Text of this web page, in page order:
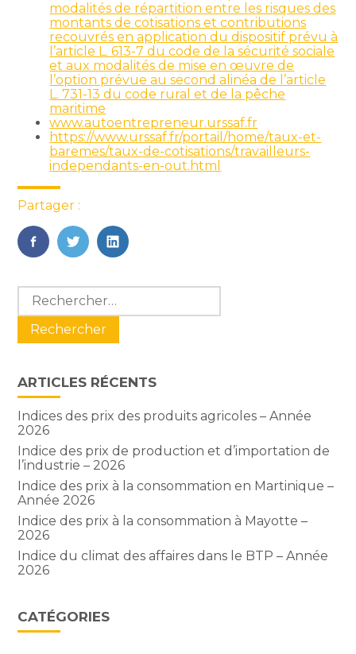
modalités de répartition entre les risques des
montants de cotisations et contributions
recouvrés en application du dispositif prévu à
l’article L. 613-7 du code de la sécurité sociale
et aux modalités de mise en œuvre de
l’option prévue au second alinéa de l’article
L. 731-13 du code rural et de la pêche
maritime
www.autoentrepreneur.urssaf.fr
https://www.urssaf.fr/portail/home/taux-et-
baremes/taux-de-cotisations/travailleurs-
independants-en-out.html
Partager :
FaceBook
TwitterLinkedIn
Blog
sidebar
Rechercher :
ARTICLES RÉCENTS
Indices des prix des produits agricoles – Année
2026
Indice des prix de production et d’importation de
l’industrie – 2026
Indice des prix à la consommation en Martinique –
Année 2026
Indice des prix à la consommation à Mayotte –
2026
Indice du climat des affaires dans le BTP – Année
2026
CATÉGORIES